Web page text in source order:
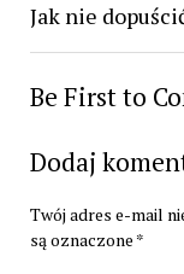
Jak nie
Be First to
Dodaj
Twój adres e-mail
są oznaczone *